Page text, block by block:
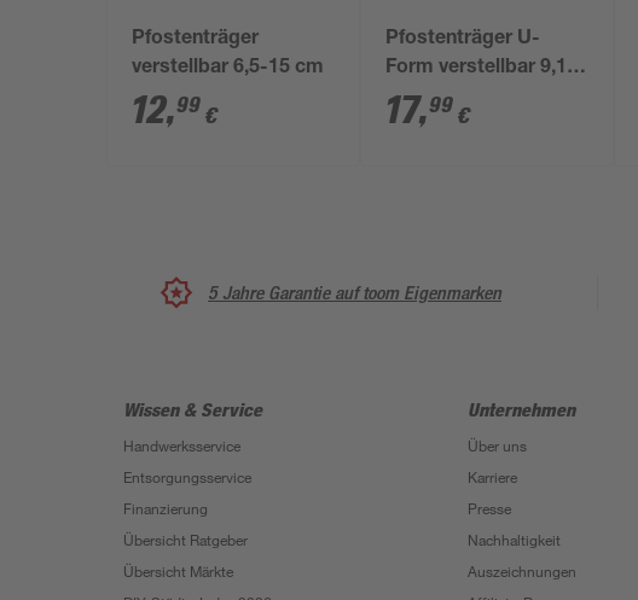
Pfostenträger
verstellbar 6,5-15 cm
12,99 €
Pfostenträger U-
Form verstellbar 9,1 x
14,6 cm
17,99 €
5 Jahre Garantie auf toom Eigenmarken
Wissen & Service
Handwerksservice
Entsorgungsservice
Finanzierung
Übersicht Ratgeber
Übersicht Märkte
Unternehmen
Über uns
Karriere
Presse
Nachhaltigkeit
Auszeichnungen